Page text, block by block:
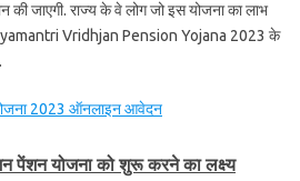
की जाएगी. राज्य के वे लोग जो इस योजना का लाभ
Vridhjan Pension Yojana 2023 के
2023 ऑनलाइन आवेदन
पेंशन योजना को शुरू करने का लक्ष्य